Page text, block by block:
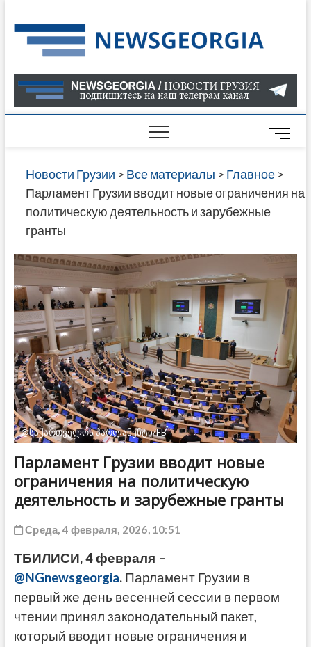
to
content
О
В
ГРУЗИИ
САЙТЕ
M
e
n
u
o
Новости Грузии > Все материалы > Главное>
Парламент Грузии вводит новые ограничения на
политическую деятельность и зарубежные
гранты
@საქართველოს პარლამენტი/FB
Парламент Грузии вводит новые
ограничения на политическую
деятельность и зарубежные гранты
Среда, 4 февраля, 2026, 10:51
ТБИЛИСИ, 4 февраля –
@NGnewsgeorgia.Парламент Грузии в
первый же день весенней сессии в первом
чтении принял законодательный пакет,
который вводит новые ограничения и